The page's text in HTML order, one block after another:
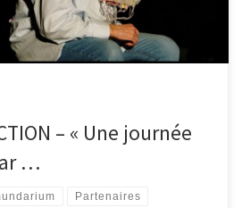
– « Une journée
…
Partenaires